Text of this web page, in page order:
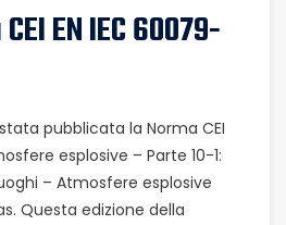
EN IEC 60079-
pubblicata la Norma CEI
esplosive – Parte 10-1:
– Atmosfere esplosive
Questa edizione della